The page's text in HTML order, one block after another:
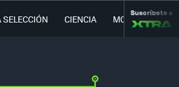
SELECCIÓN CIENCIA MOVILIDAD
Suscríbete a